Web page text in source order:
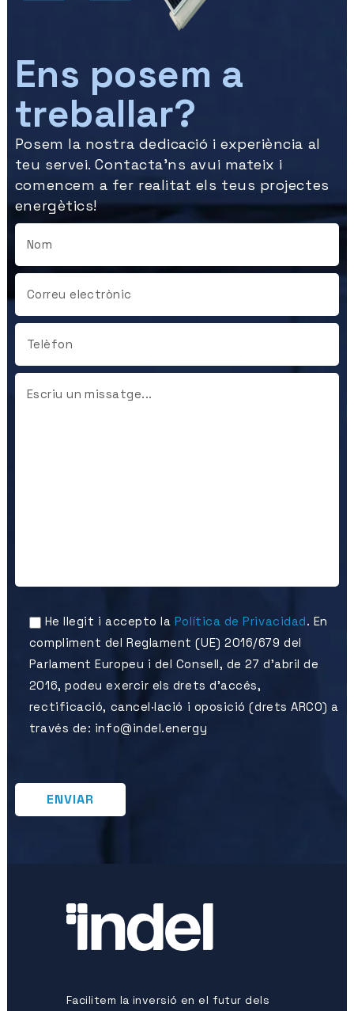
Ens posem a
treballar?
Posem la nostra dedicació i experiència al
teu servei. Contacta’ns avui mateix i
comencem a fer realitat els teus projectes
energètics!
He llegit i accepto la Política de Privacidad. En
compliment del Reglament (UE) 2016/679 del
Parlament Europeu i del Consell, de 27 d'abril de
2016, podeu exercir els drets d'accés,
rectificació, cancel·lació i oposició (drets ARCO) a
través de: info@indel.energy
Facilitem la inversió en el futur dels